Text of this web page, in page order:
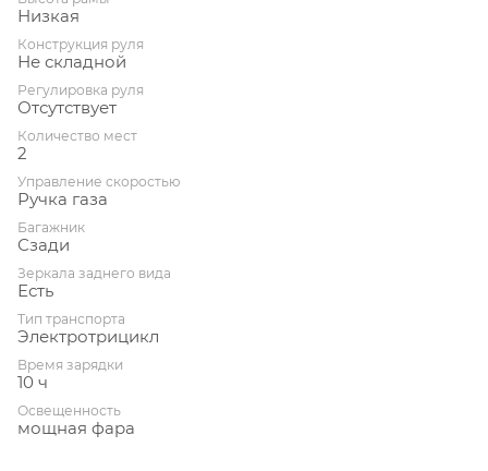
Низкая
Конструкция руля
Не складной
Регулировка руля
Отсутствует
Количество мест
2
Управление скоростью
Ручка газа
Багажник
Сзади
Зеркала заднего вида
Есть
Тип транспорта
Электротрицикл
Время зарядки
10 ч
Освещенность
мощная фара